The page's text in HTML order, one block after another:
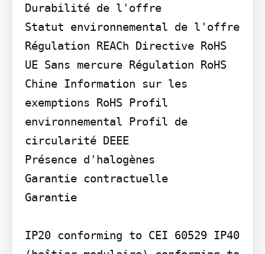
Durabilité de l'offre
Statut environnemental de l'offre
Régulation REACh Directive RoHS
UE Sans mercure Régulation RoHS
Chine Information sur les
exemptions RoHS Profil
environnemental Profil de
circularité DEEE
Présence d'halogènes
Garantie contractuelle
Garantie
IP20 conforming to CEI 60529 IP40